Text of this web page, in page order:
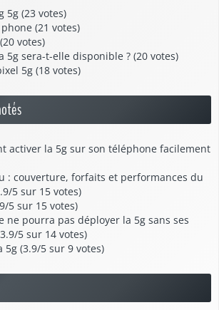
5g (23 votes)
(21 votes)
votes)
5g sera-t-elle disponible ? (20 votes)
5g (18 votes)
activer la 5g sur son téléphone facilement
: couverture, forfaits et performances du
5 sur 15 votes)
5 sur 15 votes)
ne pourra pas déployer la 5g sans ses
5 sur 14 votes)
5g (3.9/5 sur 9 votes)